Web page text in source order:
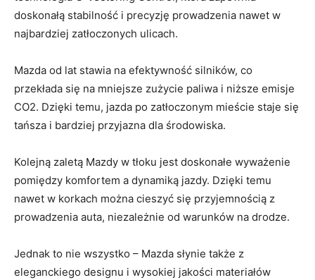
doskonałą ​stabilność i precyzję prowadzenia‌ nawet w
najbardziej zatłoczonych ulicach.
Mazda ⁢od lat stawia ‍na efektywność silników, co
przekłada‌ się na ⁢mniejsze ⁤zużycie paliwa i niższe emisje
⁢CO2. Dzięki⁣ temu,‌ jazda po zatłoczonym mieście staje się
tańsza i‍ bardziej​ przyjazna dla środowiska.
Kolejną zaletą Mazdy w​ tłoku jest doskonałe ⁤wyważenie
pomiędzy komfortem‌ a‍ dynamiką jazdy. ⁤Dzięki ​temu
nawet w korkach⁣ można‌ cieszyć się⁢ przyjemnością z
prowadzenia auta, niezależnie od warunków na drodze.
Jednak to nie ⁤wszystko – Mazda słynie także z
eleganckiego designu i wysokiej⁤ jakości materiałów